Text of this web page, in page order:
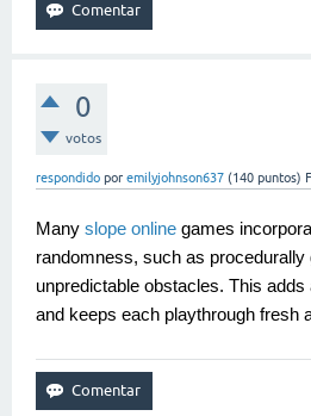
0
votos
respondido por emilyjohnson637 (140 puntos)
Many slope online games
randomness, such as procedurally
unpredictable obstacles. This
and keeps each playthrough fresh